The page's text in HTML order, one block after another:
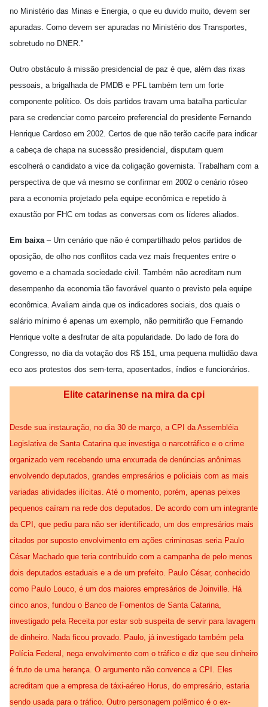
no Ministério das Minas e Energia, o que eu duvido muito, devem ser
apuradas. Como devem ser apuradas no Ministério dos Transportes,
sobretudo no DNER.”
Outro obstáculo à missão presidencial de paz é que, além das rixas
pessoais, a brigalhada de PMDB e PFL também tem um forte
componente político. Os dois partidos travam uma batalha particular
para se credenciar como parceiro preferencial do presidente Fernando
Henrique Cardoso em 2002. Certos de que não terão cacife para indicar
a cabeça de chapa na sucessão presidencial, disputam quem
escolherá o candidato a vice da coligação governista. Trabalham com a
perspectiva de que vá mesmo se confirmar em 2002 o cenário róseo
para a economia projetado pela equipe econômica e repetido à
exaustão por FHC em todas as conversas com os líderes aliados.
Em baixa– Um cenário que não é compartilhado pelos partidos de
oposição, de olho nos conflitos cada vez mais frequentes entre o
governo e a chamada sociedade civil. Também não acreditam num
desempenho da economia tão favorável quanto o previsto pela equipe
econômica. Avaliam ainda que os indicadores sociais, dos quais o
salário mínimo é apenas um exemplo, não permitirão que Fernando
Henrique volte a desfrutar de alta popularidade. Do lado de fora do
Congresso, no dia da votação dos R$ 151, uma pequena multidão dava
eco aos protestos dos sem-terra, aposentados, índios e funcionários.
Elite catarinense na mira da cpi
Desde sua instauração, no dia 30 de março, a CPI da Assembléia
Legislativa de Santa Catarina que investiga o narcotráfico e o crime
organizado vem recebendo uma enxurrada de denúncias anônimas
envolvendo deputados, grandes empresários e policiais com as mais
variadas atividades ilícitas. Até o momento, porém, apenas peixes
pequenos caíram na rede dos deputados. De acordo com um integrante
da CPI, que pediu para não ser identificado, um dos empresários mais
citados por suposto envolvimento em ações criminosas seria Paulo
César Machado que teria contribuído com a campanha de pelo menos
dois deputados estaduais e a de um prefeito. Paulo César, conhecido
como Paulo Louco, é um dos maiores empresários de Joinville. Há
cinco anos, fundou o Banco de Fomentos de Santa Catarina,
investigado pela Receita por estar sob suspeita de servir para lavagem
de dinheiro. Nada ficou provado. Paulo, já investigado também pela
Polícia Federal, nega envolvimento com o tráfico e diz que seu dinheiro
é fruto de uma herança. O argumento não convence a CPI. Eles
acreditam que a empresa de táxi-aéreo Horus, do empresário, estaria
sendo usada para o tráfico. Outro personagem polêmico é o ex-